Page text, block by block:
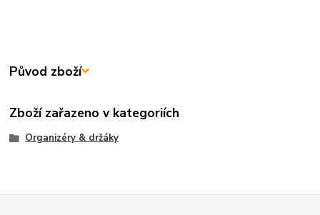
Původ zboží
Zboží zařazeno v kategoriích
Organizéry & držáky